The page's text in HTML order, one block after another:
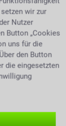
Symbol für
Unterstützung
andere
wir zur
Nutzer
Button „Cookies
uns für die
den Button
die eingesetzten